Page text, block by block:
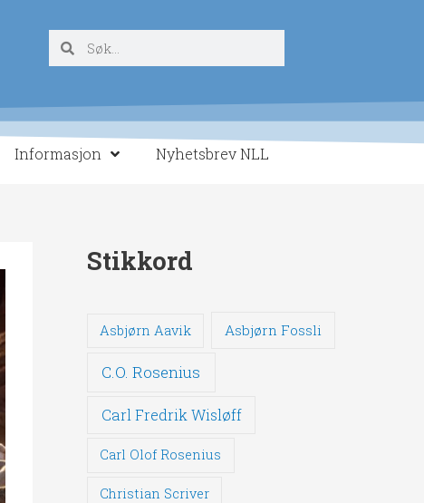
SøkSøk
Informasjon Nyhetsbrev NLL
Stikkord
Asbjørn Aavik Asbjørn Fossli
C.O. Rosenius
Carl Fredrik Wisløff
Carl Olof Rosenius
Christian Scriver